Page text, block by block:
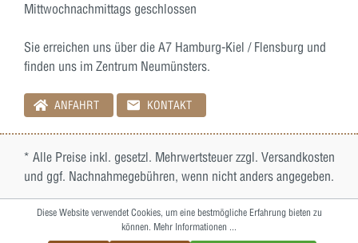
Mittwochnachmittags geschlossen
Sie erreichen uns über die A7 Hamburg-Kiel / Flensburg und
finden uns im Zentrum Neumünsters.
ANFAHRT KONTAKT
* Alle Preise inkl. gesetzl. Mehrwertsteuer zzgl. Versandkosten
und ggf. Nachnahmegebühren, wenn nicht anders angegeben.
Diese Website verwendet Cookies, um eine bestmögliche Erfahrung bieten zu
können. Mehr Informationen ...